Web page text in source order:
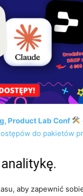
Product Lab Conf
do pakietów
aby zapewnić